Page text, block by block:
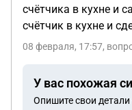
счётчика в кухне и
счётчик в кухне и
08 февраля, 17:57,
У вас похожая
Опишите свои